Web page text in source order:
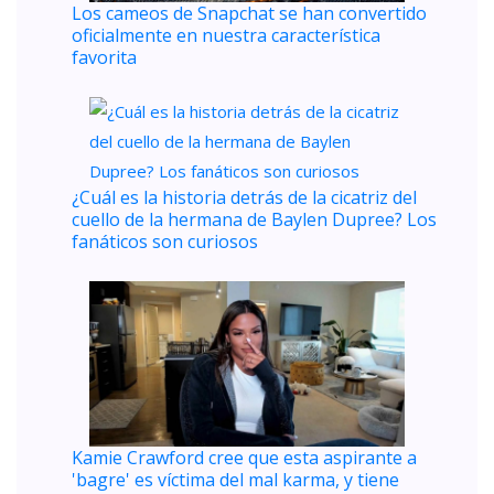
Los cameos de Snapchat se han convertido
oficialmente en nuestra característica
favorita
¿Cuál es la historia detrás de la cicatriz del
cuello de la hermana de Baylen Dupree? Los
fanáticos son curiosos
Kamie Crawford cree que esta aspirante a
'bagre' es víctima del mal karma, y ​​tiene